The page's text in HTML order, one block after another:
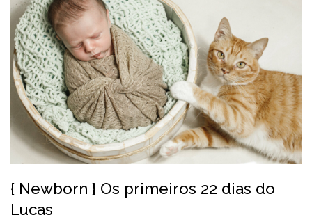
{ Newborn } Os primeiros 22 dias do
Lucas